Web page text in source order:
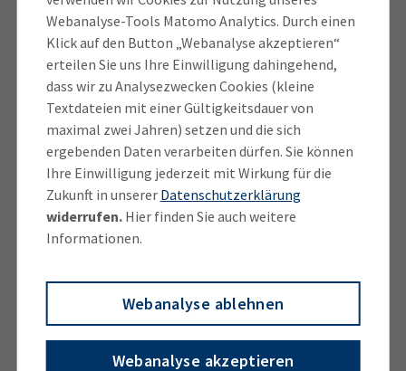
Webanalyse-Tools Matomo Analytics. Durch einen
Klick auf den Button „Webanalyse akzeptieren“
erteilen Sie uns Ihre Einwilligung dahingehend,
dass wir zu Analysezwecken Cookies (kleine
Textdateien mit einer Gültigkeitsdauer von
maximal zwei Jahren) setzen und die sich
ergebenden Daten verarbeiten dürfen. Sie können
Ihre Einwilligung jederzeit mit Wirkung für die
Zukunft in unserer Datenschutzerklärung
widerrufen.Hier finden Sie auch weitere
Informationen.
Webanalyse ablehnen
Webanalyse akzeptieren
Alfred Amenda, Geschäfts­führer von Amenda
Transporte in Hohenwart. „Es wird viel weniger
befördert. Normaler­weise haben wir im November
Hochkonjunktur“, so der Spediteur. Aber sollte die
Wirtschaft wieder anziehen, werde laut Amenda die
Logistik aufgrund des Fahrer­mangels ohnehin nicht
mitziehen können – eine brandgefährliche Situation
für den Wirtschaftsstandort.
Auch Unternehmerinnen und Unternehmer aus
anderen Branchen benannten den Personalmangel
Belastung für ihre Betriebe und Risikofaktor für die
weitere Geschäftsentwicklung. Aufgabe des